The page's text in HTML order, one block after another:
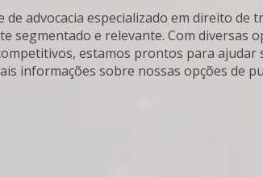
de advocacia especializado em direito
segmentado e relevante. Com diversas
estamos prontos para
informações sobre nossas opções de